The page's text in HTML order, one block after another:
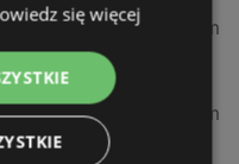
34,18 km
44,24 km
się więcej